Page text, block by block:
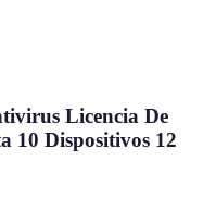
Licencia De
10 Dispositivos 12